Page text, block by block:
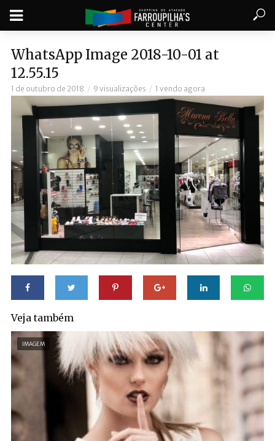
WhatsApp Image 2018-10-01 at
12.55.15
1 de outubro de 2018 9 visualizações 1 vendo agora
Veja também
IMAGEM